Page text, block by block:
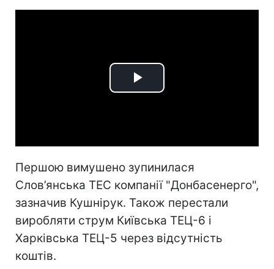
Play
Першою вимушено зупинилася
Слов’янська ТЕС компанії "Донбасенерго",
зазначив Кушнірук. Також перестали
виробляти струм Київська ТЕЦ-6 і
Харківська ТЕЦ-5 через відсутність
коштів.